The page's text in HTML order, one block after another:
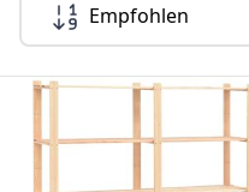
Empfohlen